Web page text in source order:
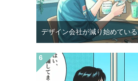
デザイン会社が減り始めている